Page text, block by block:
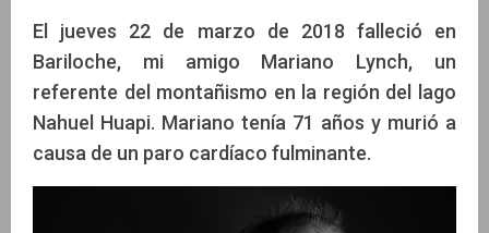
Toncek Arko
El jueves 22 de marzo de 2018 falleció en
Bariloche, mi amigo Mariano Lynch, un
referente del montañismo en la región del lago
Nahuel Huapi. Mariano tenía 71 años y murió a
causa de un paro cardíaco fulminante.